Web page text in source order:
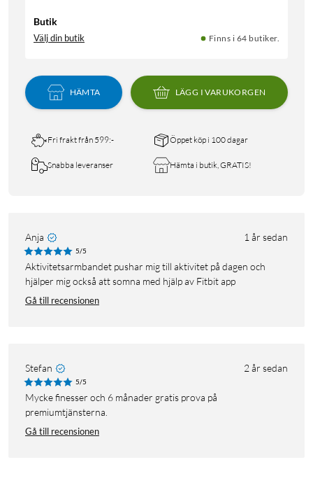
Butik
Välj din butik Finns i 64 butiker.
HÄMTA LÄGG I VARUKORGEN
Fri frakt från 599:- Öppet köp i 100 dagar
Snabba leveranser Hämta i butik, GRATIS!
Anja 1 år sedan
5/5
Aktivitetsarmbandet pushar mig till aktivitet på dagen och
hjälper mig också att somna med hjälp av Fitbit app
Gå till recensionen
Stefan 2 år sedan
5/5
Mycke finesser och 6 månader gratis prova på
premiumtjänsterna.
Gå till recensionen